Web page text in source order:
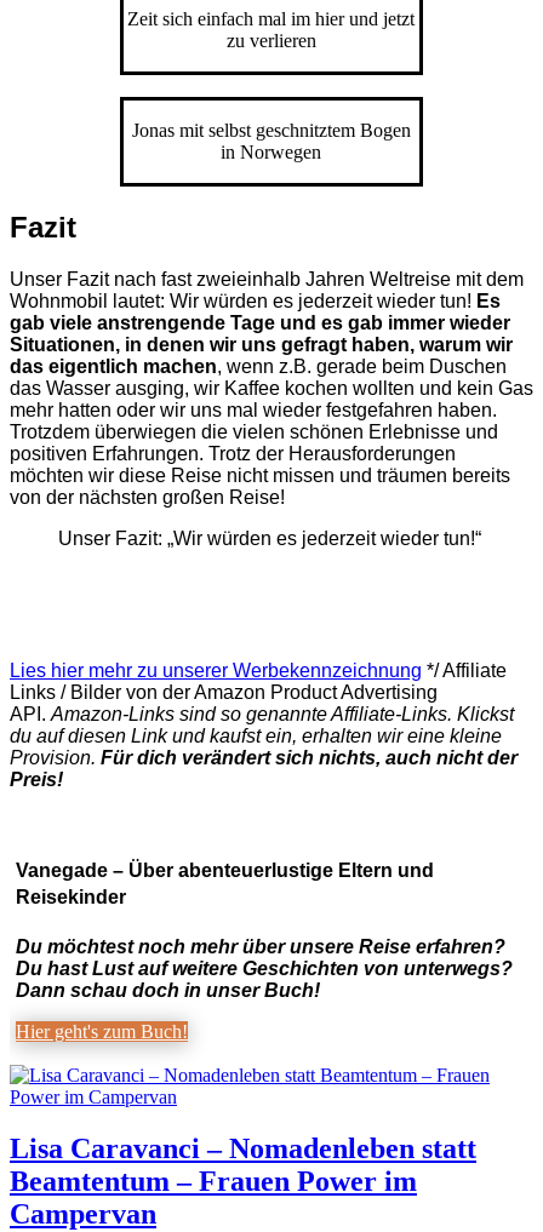
Zeit sich einfach mal im hier und jetzt
zu verlieren
Jonas mit selbst geschnitztem Bogen
in Norwegen
Fazit
Unser Fazit nach fast zweieinhalb Jahren Weltreise mit dem
Wohnmobil lautet: Wir würden es jederzeit wieder tun! Es
gab viele anstrengende Tage und es gab immer wieder
Situationen, in denen wir uns gefragt haben, warum wir
das eigentlich machen, wenn z.B. gerade beim Duschen
das Wasser ausging, wir Kaffee kochen wollten und kein Gas
mehr hatten oder wir uns mal wieder festgefahren haben.
Trotzdem überwiegen die vielen schönen Erlebnisse und
positiven Erfahrungen. Trotz der Herausforderungen
möchten wir diese Reise nicht missen und träumen bereits
von der nächsten großen Reise!
Unser Fazit: „Wir würden es jederzeit wieder tun!“
Lies hier mehr zu unserer Werbekennzeichnung */ Affiliate
Links / Bilder von der Amazon Product Advertising
API. Amazon-Links sind so genannte Affiliate-Links. Klickst
du auf diesen Link und kaufst ein, erhalten wir eine kleine
Provision. Für dich verändert sich nichts, auch nicht der
Preis!
Vanegade – Über abenteuerlustige Eltern und
Reisekinder
Du möchtest noch mehr über unsere Reise erfahren?
Du hast Lust auf weitere Geschichten von unterwegs?
Dann schau doch in unser Buch!
Hier geht's zum Buch!
Lisa Caravanci – Nomadenleben statt
Beamtentum – Frauen Power im
Campervan